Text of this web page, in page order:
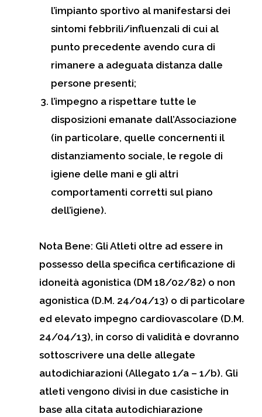
l’impianto sportivo al manifestarsi dei
sintomi febbrili/influenzali di cui al
punto precedente avendo cura di
rimanere a adeguata distanza dalle
persone presenti;
l’impegno a rispettare tutte le
disposizioni emanate dall’Associazione
(in particolare, quelle concernenti il
distanziamento sociale, le regole di
igiene delle mani e gli altri
comportamenti corretti sul piano
dell’igiene).
Nota Bene: Gli Atleti oltre ad essere in
possesso della specifica certificazione di
idoneità agonistica (DM 18/02/82) o non
agonistica (D.M. 24/04/13) o di particolare
ed elevato impegno cardiovascolare (D.M.
24/04/13), in corso di validità e dovranno
sottoscrivere una delle allegate
autodichiarazioni (Allegato 1/a – 1/b). Gli
atleti vengono divisi in due casistiche in
base alla citata autodichiarazione